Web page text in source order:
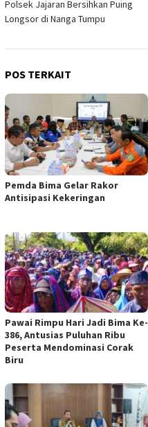
pos
Polsek Jajaran Bersihkan Puing
Longsor di Nanga Tumpu
POS TERKAIT
Pemda Bima Gelar Rakor
Antisipasi Kekeringan
Pawai Rimpu Hari Jadi Bima Ke-
386, Antusias Puluhan Ribu
Peserta Mendominasi Corak
Biru